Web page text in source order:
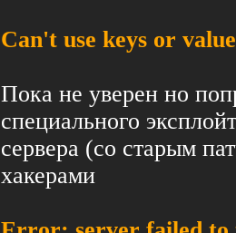
Can't use keys or
Пока не уверен но
специального
сервера (со старым
хакерами